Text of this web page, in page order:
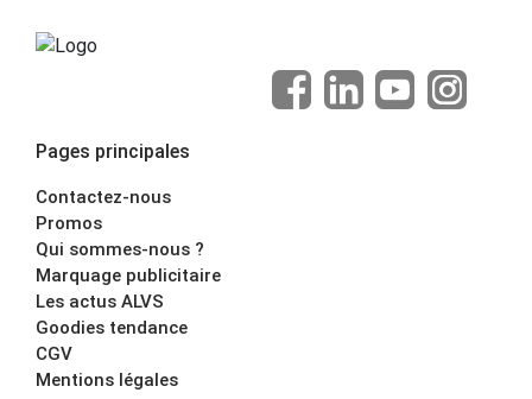
Pages principales
Contactez-nous
Promos
Qui sommes-nous ?
Marquage publicitaire
Les actus ALVS
Goodies tendance
CGV
Mentions légales